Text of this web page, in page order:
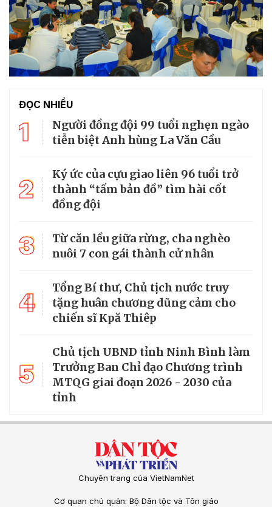
ĐỌC NHIỀU
1
Người đồng đội 99 tuổi nghẹn ngào
tiễn biệt Anh hùng La Văn Cầu
2
Ký ức của cựu giao liên 96 tuổi trở
thành “tấm bản đồ” tìm hài cốt
đồng đội
3
Từ căn lều giữa rừng, cha nghèo
nuôi 7 con gái thành cử nhân
4
Tổng Bí thư, Chủ tịch nước truy
tặng huân chương dũng cảm cho
chiến sĩ Kpă Thiêp
5
Chủ tịch UBND tỉnh Ninh Bình làm
Trưởng Ban Chỉ đạo Chương trình
MTQG giai đoạn 2026 - 2030 của
tỉnh
Chuyên trang của VietNamNet
Cơ quan chủ quản: Bộ Dân tộc và Tôn giáo